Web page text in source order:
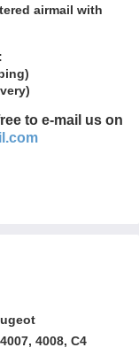
airmail with
to e-mail us on
4008, C4